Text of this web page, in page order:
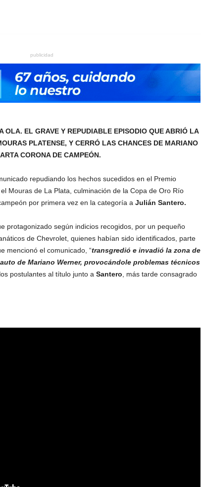
publicidad
OLA. EL GRAVE Y REPUDIABLE EPISODIO QUE ABRIÓ LA
PLATENSE, Y CERRÓ LAS CHANCES DE MARIANO
CORONA DE CAMPEÓN.
repudiando los hechos sucedidos en el Premio
Mouras de La Plata, culminación de la Copa de Oro Río
por primera vez en la categoría a Julián Santero.
protagonizado según indicios recogidos, por un pequeño
de Chevrolet, quienes habían sido identificados, parte
mencionó el comunicado, “transgredió e invadió la zona de
de Mariano Werner, provocándole problemas técnicos
postulantes al título junto a Santero , más tarde consagrado